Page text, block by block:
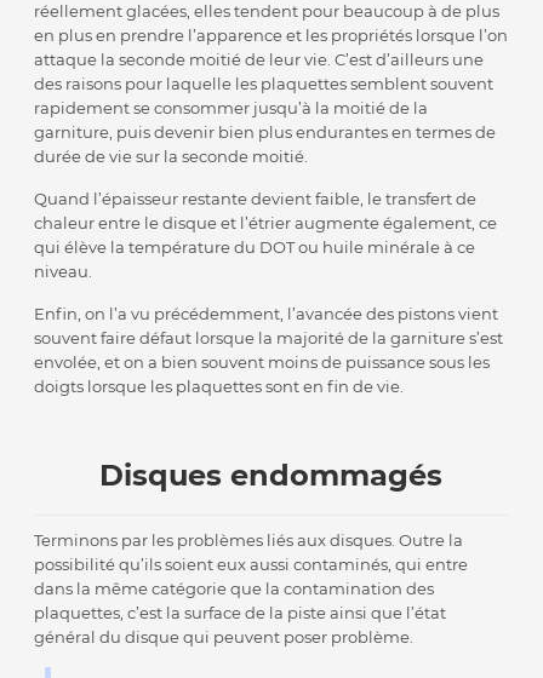
réellement glacées, elles tendent pour beaucoup à de plus
en plus en prendre l’apparence et les propriétés lorsque l’on
attaque la seconde moitié de leur vie. C’est d’ailleurs une
des raisons pour laquelle les plaquettes semblent souvent
rapidement se consommer jusqu’à la moitié de la
garniture, puis devenir bien plus endurantes en termes de
durée de vie sur la seconde moitié.
Quand l’épaisseur restante devient faible, le transfert de
chaleur entre le disque et l’étrier augmente également, ce
qui élève la température du DOT ou huile minérale à ce
niveau.
Enfin, on l’a vu précédemment, l’avancée des pistons vient
souvent faire défaut lorsque la majorité de la garniture s’est
envolée, et on a bien souvent moins de puissance sous les
doigts lorsque les plaquettes sont en fin de vie.
Disques endommagés
Terminons par les problèmes liés aux disques. Outre la
possibilité qu’ils soient eux aussi contaminés, qui entre
dans la même catégorie que la contamination des
plaquettes, c’est la surface de la piste ainsi que l’état
général du disque qui peuvent poser problème.